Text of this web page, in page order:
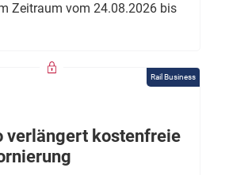
Zeitraum vom 24.08.2026 bis
Rail Business
verlängert kostenfreie